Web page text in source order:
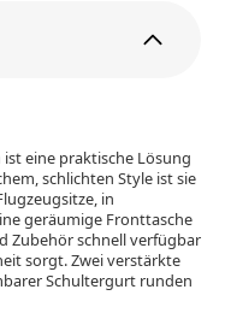
eine praktische Lösung
schlichten Style ist sie
in
geräumige Fronttasche
Zubehör schnell verfügbar
sorgt. Zwei verstärkte
Schultergurt runden